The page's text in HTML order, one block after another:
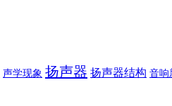
声学现象 扬声器 扬声器结构 音响